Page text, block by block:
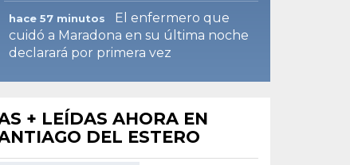
hace 57 minutos
El enfermero que
cuidó a Maradona en su última noche
declarará por primera vez
+ LEÍDAS AHORA EN
DEL ESTERO